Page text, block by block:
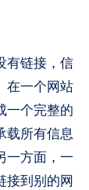
有链接，信
在一个网站
一个完整的
载所有信息
一方面，一
接到别的网